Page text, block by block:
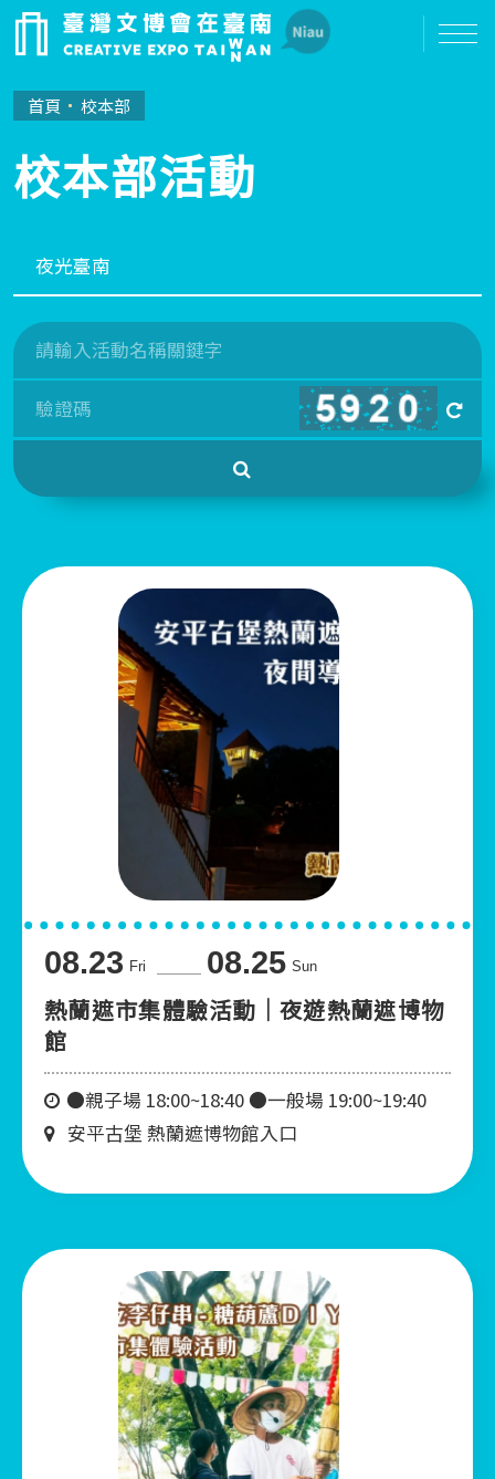
首頁 校本部
校本部活動
換
一
圖
08.23 Fri 08.25 Sun
熱蘭遮市集體驗活動｜夜遊熱蘭遮博物
館
●親子場 18:00~18:40 ●一般場 19:00~19:40
安平古堡 熱蘭遮博物館入口